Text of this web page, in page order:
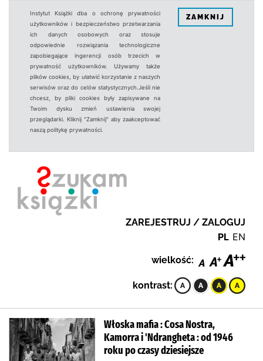
Instytut Książki dba o ochronę prywatności
użytkowników i bezpieczeństwo przetwarzania
ich danych osobowych oraz stosuje
odpowiednie rozwiązania technologiczne
zapobiegające ingerencji osób trzecich w
prywatność użytkowników. Używamy także
plików cookies, by ułatwić korzystanie z naszych
serwisów oraz do celów statystycznych.Jeśli nie
chcesz, by pliki cookies były zapisywane na
Twoim dysku zmień ustawienia swojej
przeglądarki. Kliknij "Zamknij" aby zaakceptować
naszą politykę prywatności.
ZAMKNIJ
ZAREJESTRUJ / ZALOGUJ
PL EN
wielkość:
kontrast:
Włoska mafia : Cosa Nostra,
Kamorra i 'Ndrangheta : od 1946
roku po czasy dziesiejsze